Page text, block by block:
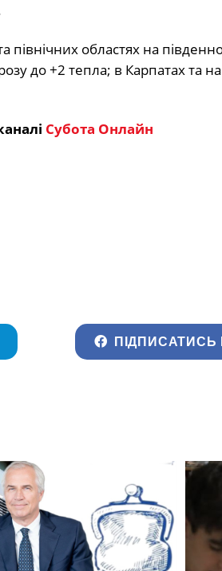
північних областях на
до +2 тепла; в Карпатах та на
Субота Онлайн
ПІДПИСАТИСЬ